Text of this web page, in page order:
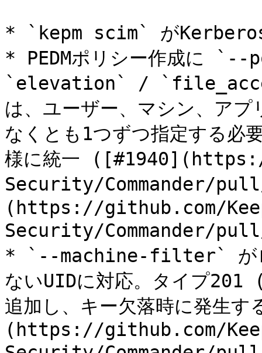
* `kepm scim` が
* PEDMポリシー作成に
`elevation` /
は、ユーザー、マシン、ア
なくとも1つずつ指定する必
様に統一
Security/Commander/
(https://github.com/
Security/Commander/
* `--machine-filter` がロ
ないUIDに対応。タイプ
追加し、キー欠落時に発生
(https://github.com/